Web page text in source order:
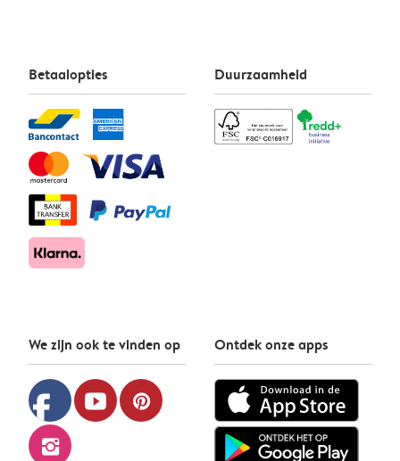
Betaalopties Duurzaamheid
We zijn ook te vinden op
facebook youtube pinterest
instagram
Ontdek onze apps